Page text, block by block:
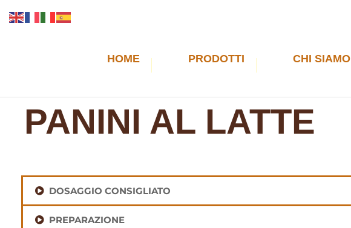
HOME PRODOTTI CHI SIAMO
PANINI AL LATTE
DOSAGGIO CONSIGLIATO
PREPARAZIONE